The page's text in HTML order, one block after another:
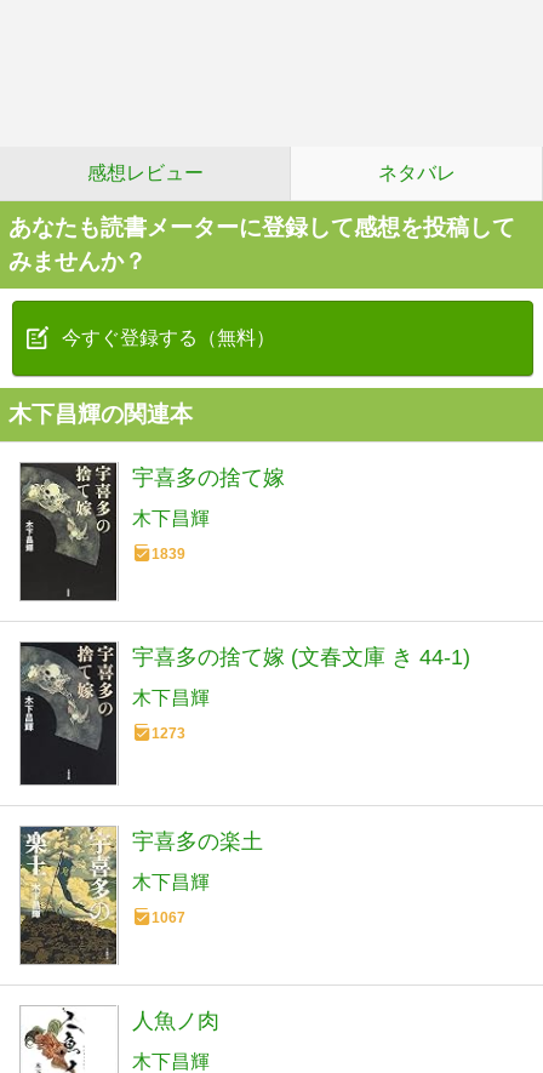
感想レビュー ネタバレ
あなたも読書メーターに登録して感想を投稿して
みませんか？
今すぐ登録する（無料）
木下昌輝の関連本
宇喜多の捨て嫁
木下昌輝
1839
宇喜多の捨て嫁 (文春文庫 き 44-1)
木下昌輝
1273
宇喜多の楽土
木下昌輝
1067
人魚ノ肉
木下昌輝